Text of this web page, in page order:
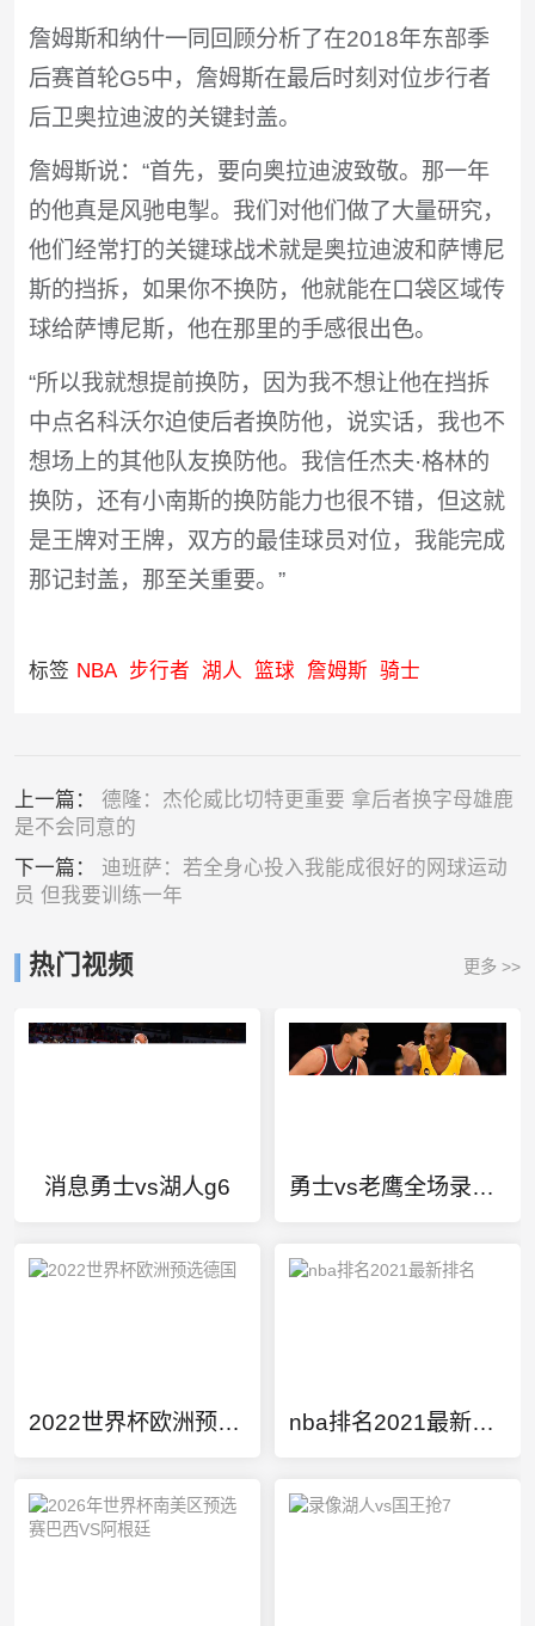
詹姆斯和纳什一同回顾分析了在2018年东部季
后赛首轮G5中，詹姆斯在最后时刻对位步行者
后卫奥拉迪波的关键封盖。
詹姆斯说：“首先，要向奥拉迪波致敬。那一年
的他真是风驰电掣。我们对他们做了大量研究，
他们经常打的关键球战术就是奥拉迪波和萨博尼
斯的挡拆，如果你不换防，他就能在口袋区域传
球给萨博尼斯，他在那里的手感很出色。
“所以我就想提前换防，因为我不想让他在挡拆
中点名科沃尔迫使后者换防他，说实话，我也不
想场上的其他队友换防他。我信任杰夫·格林的
换防，还有小南斯的换防能力也很不错，但这就
是王牌对王牌，双方的最佳球员对位，我能完成
那记封盖，那至关重要。”
标签 NBA 步行者 湖人 篮球 詹姆斯 骑士
上一篇： 德隆：杰伦威比切特更重要 拿后者换字母雄鹿
是不会同意的
下一篇： 迪班萨：若全身心投入我能成很好的网球运动
员 但我要训练一年
热门视频 更多 >>
消息勇士vs湖人g6 勇士vs老鹰全场录像回放
2022世界杯欧洲预选德国 nba排名2021最新排名